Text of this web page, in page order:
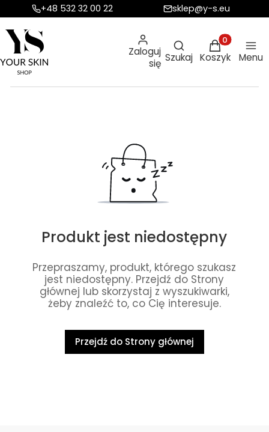
+48 532 32 00 22 sklep@y-s.eu
Zaloguj
się
Otwórz
Szukaj
Produkty w
Koszyk Menu
Produkt jest niedostępny
Przepraszamy, produkt, którego szukasz
jest niedostępny. Przejdź do Strony
głównej lub skorzystaj z wyszukiwarki,
żeby znaleźć to, co Cię interesuje.
Przejdź do Strony głównej